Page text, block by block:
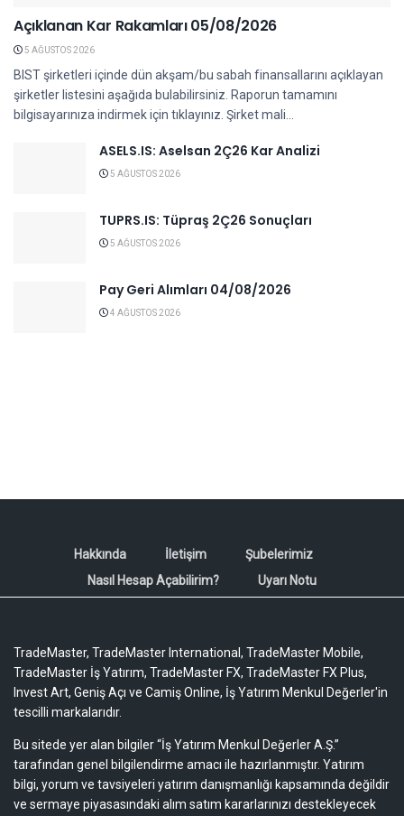
Açıklanan Kar Rakamları 05/08/2026
5 AĞUSTOS 2026
BIST şirketleri içinde dün akşam/bu sabah finansallarını açıklayan
şirketler listesini aşağıda bulabilirsiniz. Raporun tamamını
bilgisayarınıza indirmek için tıklayınız. Şirket mali...
ASELS.IS: Aselsan 2Ç26 Kar Analizi
5 AĞUSTOS 2026
TUPRS.IS: Tüpraş 2Ç26 Sonuçları
5 AĞUSTOS 2026
Pay Geri Alımları 04/08/2026
4 AĞUSTOS 2026
Hakkında İletişim
Şubelerimiz
Nasıl Hesap Açabilirim?
Uyarı Notu
TradeMaster, TradeMaster International, TradeMaster Mobile,
TradeMaster İş Yatırım, TradeMaster FX, TradeMaster FX Plus,
Invest Art, Geniş Açı ve Camiş Online, İş Yatırım Menkul Değerler'in
tescilli markalarıdır.
Bu sitede yer alan bilgiler “İş Yatırım Menkul Değerler A.Ş.”
tarafından genel bilgilendirme amacı ile hazırlanmıştır. Yatırım
bilgi, yorum ve tavsiyeleri yatırım danışmanlığı kapsamında değildir
ve sermaye piyasasındaki alım satım kararlarınızı destekleyecek